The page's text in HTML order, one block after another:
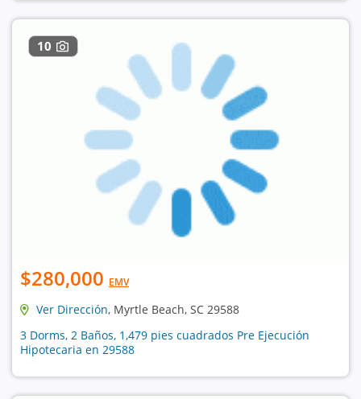
10
$280,000 EMV
Ver Dirección, Myrtle Beach, SC 29588
3 Dorms, 2 Baños, 1,479 pies cuadrados Pre Ejecución
Hipotecaria en 29588